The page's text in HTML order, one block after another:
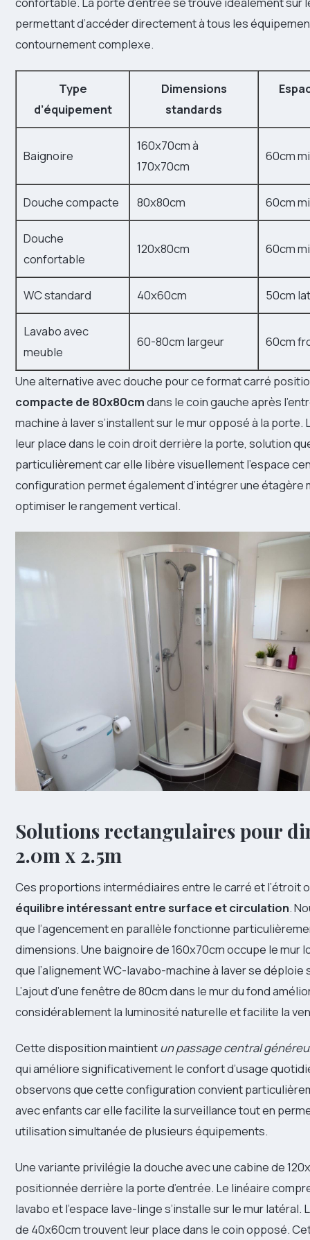
permettant d’accéder directement à tous les
contournement complexe.
Type
d’équipement
Dimensions
standards
Baignoire
160x70cm à
170x70cm
60cm
Douche compacte 80x80cm 60cm
Douche
confortable
120x80cm 60cm
WC standard 40x60cm 50cm
Lavabo avec
meuble
60-80cm largeur 60cm
Une alternative avec douche pour ce format carré
compacte de 80x80cmdans le coin gauche après
machine à laver s’installent sur le mur opposé à la porte.
leur place dans le coin droit derrière la porte, solution
particulièrement car elle libère visuellement l’espace
configuration permet également d’intégrer une étagère
optimiser le rangement vertical.
Solutions rectangulaires pour
2.0m x 2.5m
Ces proportions intermédiaires entre le carré et l’étroit
équilibre intéressant entre surface et circulation.
que l’agencement en parallèle fonctionne
dimensions. Une baignoire de 160x70cm occupe le mur
que l’alignement WC-lavabo-machine à laver se déploie
L’ajout d’une fenêtre de 80cm dans le mur du fond
considérablement la luminosité naturelle et facilite la
Cette disposition maintientun passage central
qui améliore significativement le confort d’usage
observons que cette configuration convient
avec enfants car elle facilite la surveillance tout en
utilisation simultanée de plusieurs équipements.
Une variante privilégie la douche avec une cabine de
positionnée derrière la porte d’entrée. Le linéaire
lavabo et l’espace lave-linge s’installe sur le mur latéral.
de 40x60cm trouvent leur place dans le coin opposé.